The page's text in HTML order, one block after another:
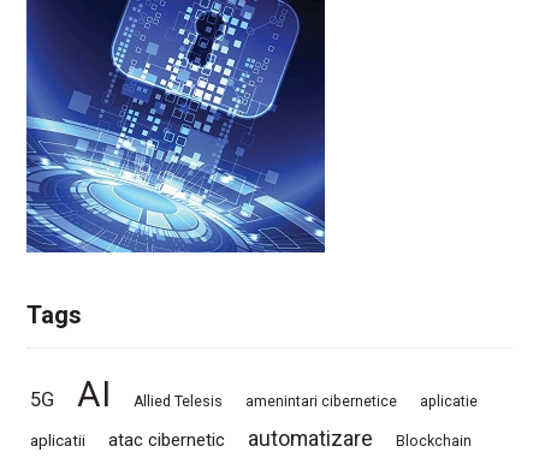
Tags
5G AI Allied Telesis amenintari cibernetice aplicatie
aplicatii atac cibernetic automatizare Blockchain